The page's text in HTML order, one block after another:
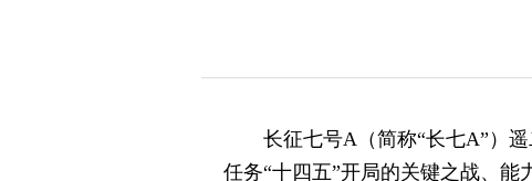
长征七号A（简称“长七A”）遥
任务“十四五”开局的关键之战、